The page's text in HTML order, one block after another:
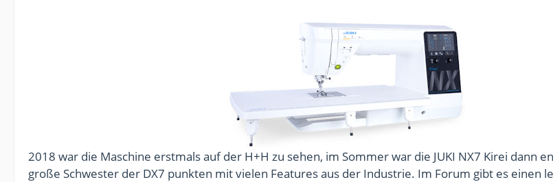
2018 war die Maschine erstmals auf der H+H zu sehen, im Sommer war die JUKI NX7 Kirei dann
große Schwester der DX7 punkten mit vielen Features aus der Industrie. Im Forum gibt es einen